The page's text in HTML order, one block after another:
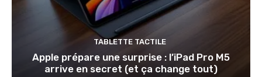
TABLETTE TACTILE
Apple prépare une surprise : l’iPad Pro M5
arrive en secret (et ça change tout)